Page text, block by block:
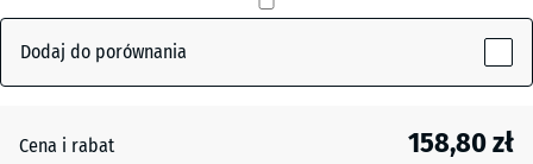
x
Dodaj do porównania
Cena i rabat 158,80 zł